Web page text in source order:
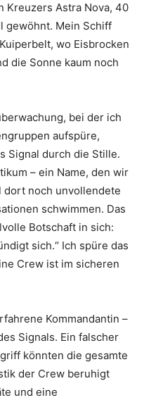
Kreuzers Astra Nova, 40
gewöhnt. Mein Schiff
wo Eisbrocken
die Sonne kaum noch
bei der ich
aufspüre,
Signal durch die Stille.
– ein Name, den wir
noch unvollendete
schwimmen. Das
Botschaft in sich:
sich.“ Ich spüre das
Crew ist im sicheren
Kommandantin –
Signals. Ein falscher
könnten die gesamte
der Crew beruhigt
und eine